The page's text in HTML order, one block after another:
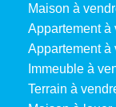
Maison à
Appartement à
Appartement à
Immeuble à
Terrain à